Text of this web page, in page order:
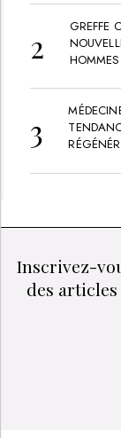
GREFFE
Inscrivez-
des